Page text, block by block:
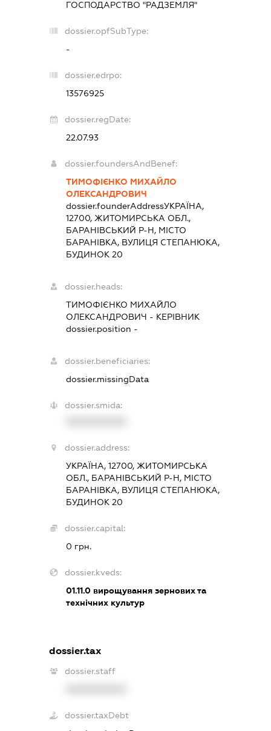
ГОСПОДАРСТВО "РАДЗЕМЛЯ"
dossier.opfSubType:
-
dossier.edrpo:
13576925
dossier.regDate:
22.07.93
dossier.foundersAndBenef:
ТИМОФІЄНКО МИХАЙЛО
ОЛЕКСАНДРОВИЧ
dossier.founderAddressУКРАЇНА,
12700, ЖИТОМИРСЬКА ОБЛ.,
БАРАНІВСЬКИЙ Р-Н, МІСТО
БАРАНІВКА, ВУЛИЦЯ СТЕПАНЮКА,
БУДИНОК 20
dossier.heads:
ТИМОФІЄНКО МИХАЙЛО
ОЛЕКСАНДРОВИЧ - КЕРІВНИК
dossier.position -
dossier.beneficiaries:
dossier.missingData
dossier.smida:
dossier.address:
УКРАЇНА, 12700, ЖИТОМИРСЬКА
ОБЛ., БАРАНІВСЬКИЙ Р-Н, МІСТО
БАРАНІВКА, ВУЛИЦЯ СТЕПАНЮКА,
БУДИНОК 20
dossier.capital:
0 грн.
dossier.kveds:
01.11.0вирощування зернових та
технічних культур
dossier.tax
dossier.staff
dossier.taxDebt